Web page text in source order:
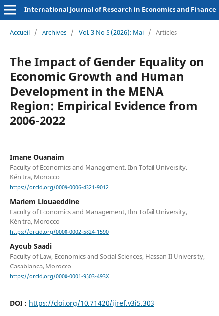
International Journal of Research in Economics and Finance
Accueil / Archives / Vol. 3 No 5 (2026): Mai / Articles
The Impact of Gender Equality on
Economic Growth and Human
Development in the MENA
Region: Empirical Evidence from
2006-2022
Imane Ouanaim
Faculty of Economics and Management, Ibn Tofail University,
Kénitra, Morocco
https://orcid.org/0009-0006-4321-9012
Mariem Liouaeddine
Faculty of Economics and Management, Ibn Tofail University,
Kénitra, Morocco
https://orcid.org/0000-0002-5824-1590
Ayoub Saadi
Faculty of Law, Economics and Social Sciences, Hassan II University,
Casablanca, Morocco
https://orcid.org/0000-0001-9503-493X
DOI : https://doi.org/10.71420/ijref.v3i5.303